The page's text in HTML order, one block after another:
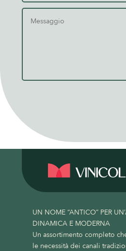
UN NOME “ANTICO” PER
DINAMICA E MODERNA
Un assortimento completo
le necessità dei canali